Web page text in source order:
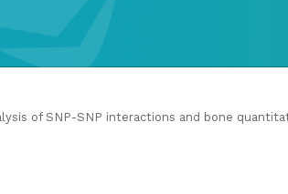
of SNP-SNP interactions and bone